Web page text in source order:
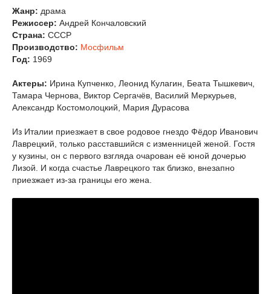
Жанр: драма
Режиссер: Андрей Кончаловский
Страна: СССР
Производство: Мосфильм
Год: 1969
Актеры: Ирина Купченко, Леонид Кулагин, Беата Тышкевич,
Тамара Чернова, Виктор Сергачёв, Василий Меркурьев,
Александр Костомолоцкий, Мария Дурасова
Из Италии приезжает в свое родовое гнездо Фёдор Иванович
Лаврецкий, только расставшийся с изменницей женой. Гостя
у кузины, он с первого взгляда очарован её юной дочерью
Лизой. И когда счастье Лаврецкого так близко, внезапно
приезжает из-за границы его жена.